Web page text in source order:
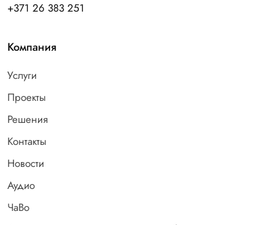
+371 26 383 251
Компания
Услуги
Проекты
Решения
Контакты
Новости
Аудио
ЧаВо